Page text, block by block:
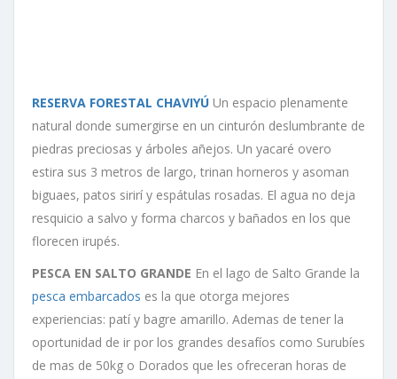
RESERVA FORESTAL CHAVIYÚ Un espacio plenamente
natural donde sumergirse en un cinturón deslumbrante de
piedras preciosas y árboles añejos. Un yacaré overo
estira sus 3 metros de largo, trinan horneros y asoman
biguaes, patos sirirí y espátulas rosadas. El agua no deja
resquicio a salvo y forma charcos y bañados en los que
florecen irupés.
PESCA EN SALTO GRANDE En el lago de Salto Grande la
pesca embarcados es la que otorga mejores
experiencias: patí y bagre amarillo. Ademas de tener la
oportunidad de ir por los grandes desafíos como Surubíes
de mas de 50kg o Dorados que les ofreceran horas de